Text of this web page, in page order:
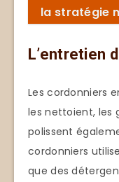
la stratégie
L’entretien
Les cordonniers
les nettoient, les
polissent
cordonniers
que des